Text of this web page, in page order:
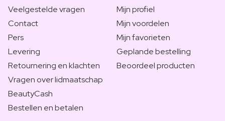
Veelgestelde vragen
Contact
Pers
Levering
Retournering en klachten
Vragen over lidmaatschap
BeautyCash
Bestellen en betalen
Mijn profiel
Mijn voordelen
Mijn favorieten
Geplande bestelling
Beoordeel producten